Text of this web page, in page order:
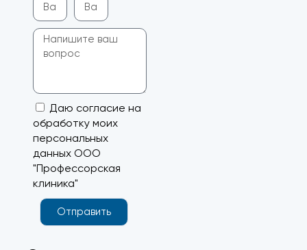
Даю согласие на
обработку моих
персональных
данных ООО
"Профессорская
клиника"
Отправить